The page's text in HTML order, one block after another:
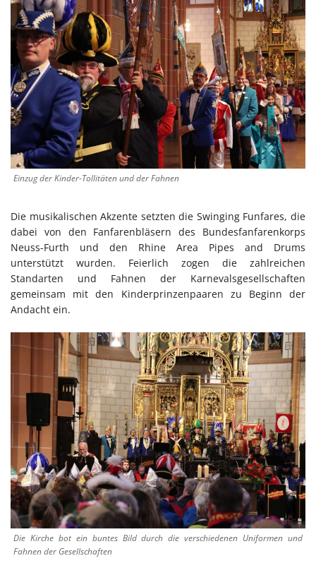
Einzug der Kinder-Tollitäten und der Fahnen
Die musikalischen Akzente setzten die Swinging Funfares, die
dabei von den Fanfarenbläsern des Bundesfanfarenkorps
Neuss-Furth und den Rhine Area Pipes and Drums
unterstützt wurden. Feierlich zogen die zahlreichen
Standarten und Fahnen der Karnevalsgesellschaften
gemeinsam mit den Kinderprinzenpaaren zu Beginn der
Andacht ein.
Die Kirche bot ein buntes Bild durch die verschiedenen Uniformen und
Fahnen der Gesellschaften